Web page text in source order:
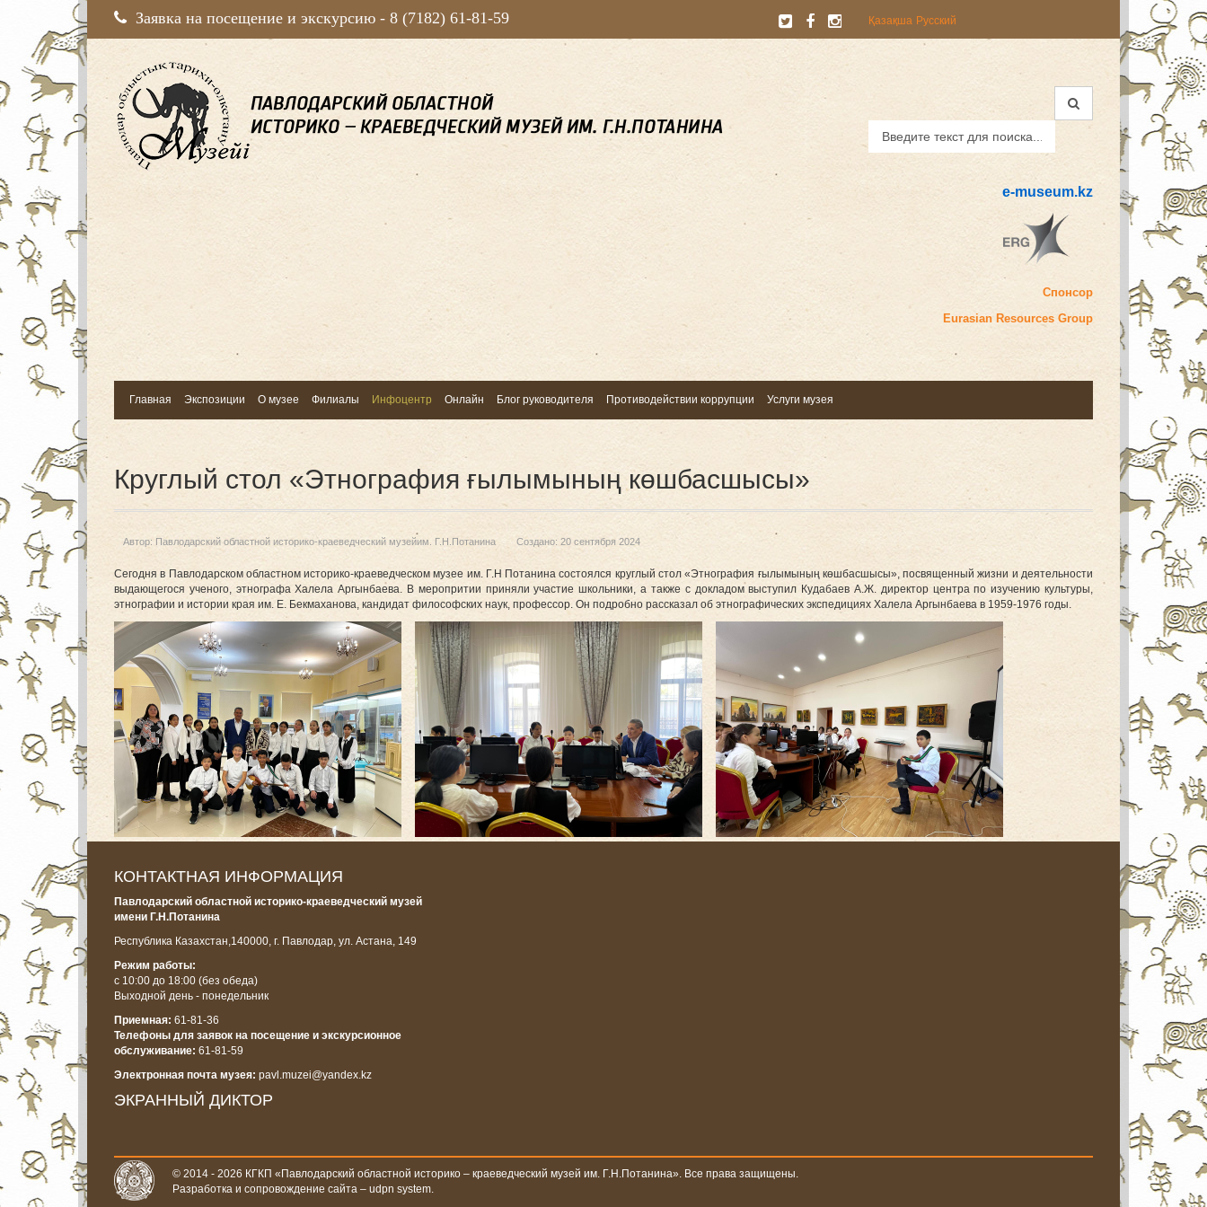
Заявка на посещение и экскурсию - 8 (7182) 61-81-59 Қазақша Русский
e-museum.kz
Спонсор
Eurasian Resources Group
Главная Экспозиции О музее Филиалы Инфоцентр Онлайн Блог руководителя Противодействии коррупции Услуги музея
Круглый стол «Этнография ғылымының көшбасшысы»
Автор: Павлодарский областной историко-краеведческий музейим. Г.Н.Потанина Создано: 20 сентября 2024
Сегодня в Павлодарском областном историко-краеведческом музее им. Г.Н Потанина состоялся круглый стол «Этнография ғылымының көшбасшысы», посвященный жизни и деятельности
выдающегося ученого, этнографа Халела Аргынбаева. В меропритии приняли участие школьники, а также с докладом выступил Кудабаев А.Ж. директор центра по изучению культуры,
этнографии и истории края им. Е. Бекмаханова, кандидат философских наук, профессор. Он подробно рассказал об этнографических экспедициях Халела Аргынбаева в 1959-1976 годы.
КОНТАКТНАЯ ИНФОРМАЦИЯ
Павлодарский областной историко-краеведческий музей
имени Г.Н.Потанина
Республика Казахстан,140000, г. Павлодар, ул. Астана, 149
Режим работы:
с 10:00 до 18:00 (без обеда)
Выходной день - понедельник
Приемная: 61-81-36
Телефоны для заявок на посещение и экскурсионное
обслуживание: 61-81-59
Электронная почта музея: pavl.muzei@yandex.kz
ЭКРАННЫЙ ДИКТОР
© 2014 - 2026 КГКП «Павлодарский областной историко – краеведческий музей им. Г.Н.Потанина». Все права защищены.
Разработка и сопровождение сайта – udpn system.